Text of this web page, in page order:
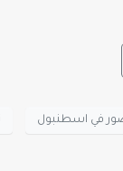
في اسطنبول